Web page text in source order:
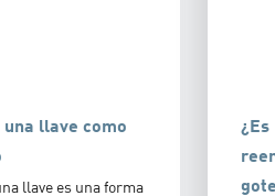
una llave como
llave es una forma